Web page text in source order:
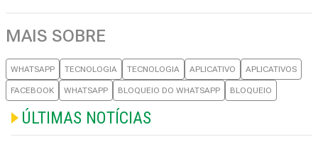
MAIS SOBRE
WHATSAPP TECNOLOGIA TECNOLOGIA APLICATIVO APLICATIVOS
FACEBOOK WHATSAPP BLOQUEIO DO WHATSAPP BLOQUEIO
ÚLTIMAS NOTÍCIAS